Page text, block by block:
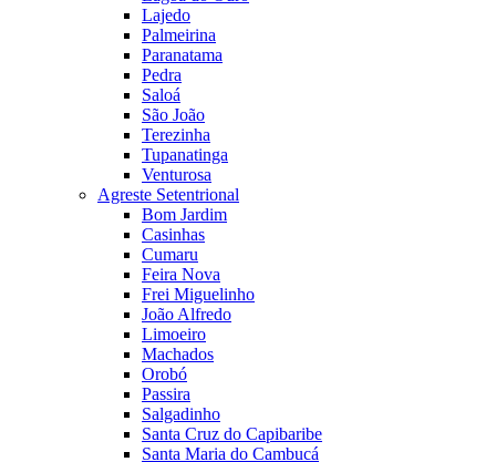
Lajedo
Palmeirina
Paranatama
Pedra
Saloá
São João
Terezinha
Tupanatinga
Venturosa
Agreste Setentrional
Bom Jardim
Casinhas
Cumaru
Feira Nova
Frei Miguelinho
João Alfredo
Limoeiro
Machados
Orobó
Passira
Salgadinho
Santa Cruz do Capibaribe
Santa Maria do Cambucá